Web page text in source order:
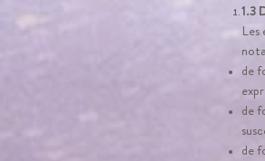
1.3
de
de
de